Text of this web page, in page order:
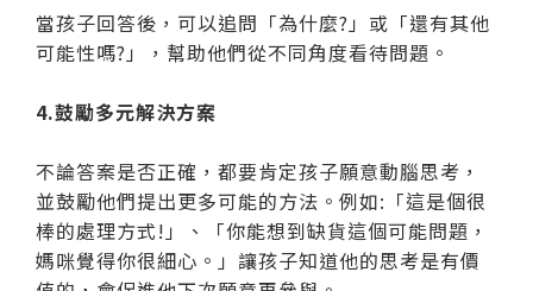
當孩子回答後，可以追問「為什麼?」或「還有其他
可能性嗎?」，幫助他們從不同角度看待問題。
4.鼓勵多元解決方案
不論答案是否正確，都要肯定孩子願意動腦思考，
並鼓勵他們提出更多可能的方法。例如:「這是個很
棒的處理方式!」、「你能想到缺貨這個可能問題，
媽咪覺得你很細心。」讓孩子知道他的思考是有價